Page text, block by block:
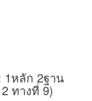
หลัก 2ฐาน
ทางที่ 9)